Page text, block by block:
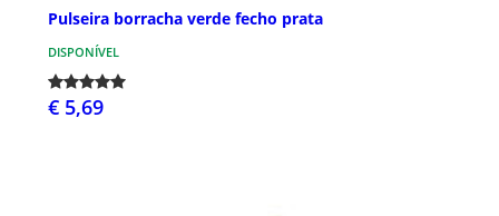
Pulseira borracha verde fecho prata
DISPONÍVEL
€ 5,69